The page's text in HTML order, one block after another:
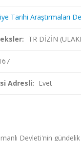
Tarihi Araştırmaları
TR DİZİN
Adresli: Evet
Devleti'nin gündelik